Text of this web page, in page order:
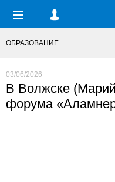
ОБРАЗОВАНИЕ
03/06/2026
В Волжске
форума